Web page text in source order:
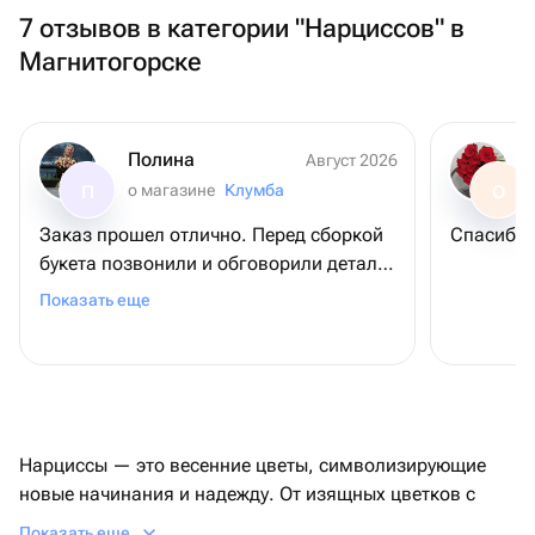
7 отзывов в категории "Нарциссов" в
Магнитогорске
Полина
Август 2026
о магазине Клумба
Заказ прошел отлично. Перед сборкой
букета позвонили и обговорили детали
по заказу. Получателю очень
Показать еще
О
Спасибо
Нарциссы — это весенние цветы, символизирующие
новые начинания и надежду. От изящных цветков с
золотистым центром и чисто белыми или ярко-